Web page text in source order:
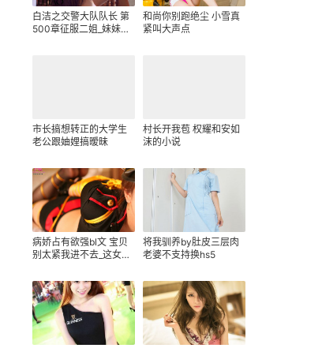
白洁之交警大队队长 第
500章征服二姐_妹妹是
和尚你别跑绝尘 小雪真
紧叫大声点
市长搞想转正的大学生
老公跟妯娌搞暧昧
村长开我苞 权耀和安如
沫的小说
病娇占有欲强bl文 宝贝
别太紧我进不去_这女妖
我
将我驯养by肚皮三层肉
老婆不支持换hs5